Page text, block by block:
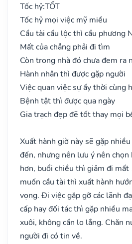
Tốc hỷ:TỐT
Tốc hỷ mọi việc mỹ miều
Cầu tài cầu lộc thì cầu phương
Mất của chẳng phải đi tìm
Còn trong nhà đó chưa đem ra
Hành nhân thì được gặp người
Việc quan việc sự ấy thời cùng
Bệnh tật thì được qua ngày
Gia trạch đẹp đẽ tốt thay mọi
Xuất hành giờ này sẽ gặp
đến, nhưng nên lưu ý nên
hơn, buổi chiều thì giảm đi
muốn cầu tài thì xuất hành
vọng. Đi việc gặp gỡ các lãnh
cấp hay đối tác thì gặp nhiều
xuôi, không cần lo lắng. Chăn
người đi có tin về.